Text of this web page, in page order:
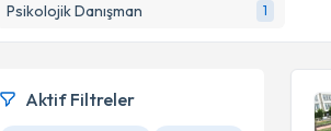
Psikolojik Danışman
1
Aktif Filtreler